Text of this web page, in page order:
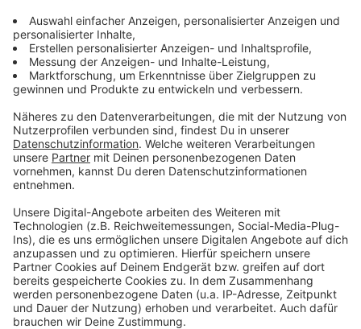
Berufsverkehr rechnen. Auch im Ausland sei mit
"lebhaftem" Reiseverkehr zu rechnen. Besonders
staugefährdet seien Strecken zu beliebten
Wanderzielen in den Alpen. In Österreich werde an
einigen wichtigen Fernstraßen gebaut.
Anzeige
An den Flughäfen mehr Zeit einplanen
Anzeige
Gerade zu Ferienbeginn ist mit einem erhöhten
Andrang am Flughafen zu rechnen, weshalb es ratsam
ist, für die Anreise und die Abläufe vor Ort mehr Zeit
einzuplanen. Besonders bei der Sicherheitskontrolle